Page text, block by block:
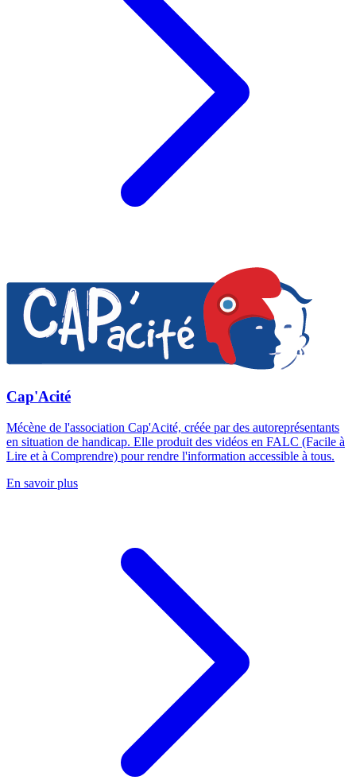
Cap'Acité
Mécène de l'association Cap'Acité, créée par des autoreprésentants
en situation de handicap. Elle produit des vidéos en FALC (Facile à
Lire et à Comprendre) pour rendre l'information accessible à tous.
En savoir plus